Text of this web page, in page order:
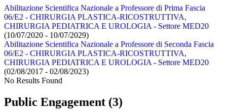
Abilitazione Scientifica Nazionale a Professore di Prima Fascia
06/E2 - CHIRURGIA PLASTICA-RICOSTRUTTIVA,
CHIRURGIA PEDIATRICA E UROLOGIA - Settore MED20
(10/07/2020 - 10/07/2029)
Abilitazione Scientifica Nazionale a Professore di Seconda Fascia
06/E2 - CHIRURGIA PLASTICA-RICOSTRUTTIVA,
CHIRURGIA PEDIATRICA E UROLOGIA - Settore MED20
(02/08/2017 - 02/08/2023)
No Results Found
Public Engagement (3)